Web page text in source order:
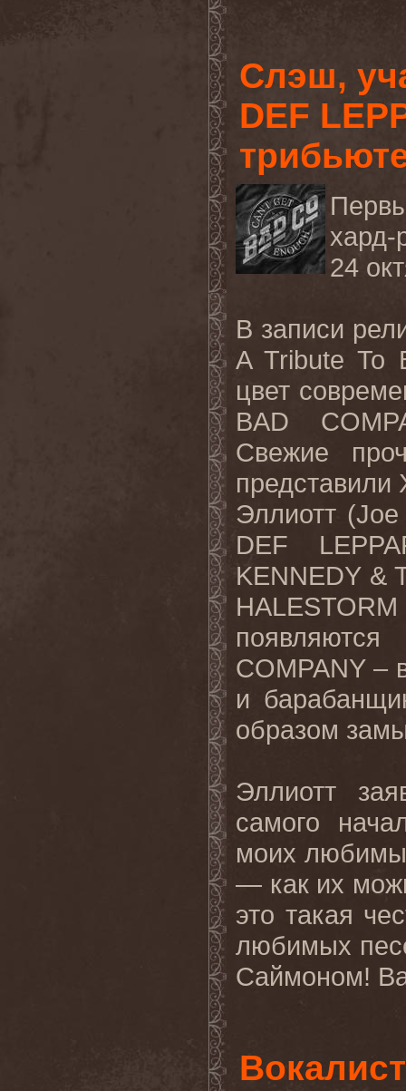
Слэш,
DEF
хард-
24
В записи
A Tribute To
цвет
BAD
Свежие
Эллиотт (Joe
DEF
KENNEDY&
HALESTORM
COMPANY –
и
образом
Эллиотт
самого
моих
— как их
это такая
любимых
Саймоном!